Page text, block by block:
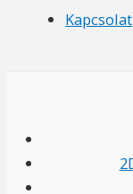
Kapcsolat